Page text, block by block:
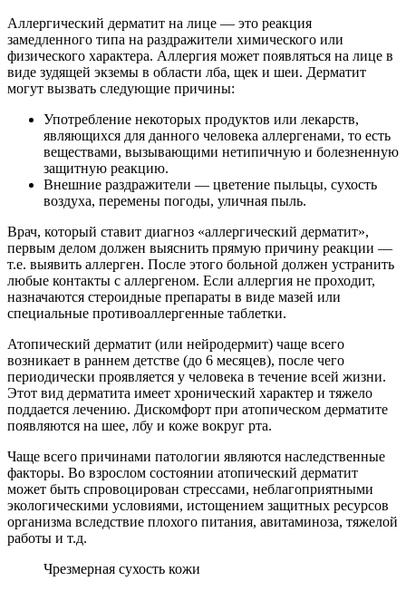
Аллергический дерматит на лице — это реакция
замедленного типа на раздражители химического или
физического характера. Аллергия может появляться на лице в
виде зудящей экземы в области лба, щек и шеи. Дерматит
могут вызвать следующие причины:
Употребление некоторых продуктов или лекарств,
являющихся для данного человека аллергенами, то есть
веществами, вызывающими нетипичную и болезненную
защитную реакцию.
Внешние раздражители — цветение пыльцы, сухость
воздуха, перемены погоды, уличная пыль.
Врач, который ставит диагноз «аллергический дерматит»,
первым делом должен выяснить прямую причину реакции —
т.е. выявить аллерген. После этого больной должен устранить
любые контакты с аллергеном. Если аллергия не проходит,
назначаются стероидные препараты в виде мазей или
специальные противоаллергенные таблетки.
Атопический дерматит (или нейродермит) чаще всего
возникает в раннем детстве (до 6 месяцев), после чего
периодически проявляется у человека в течение всей жизни.
Этот вид дерматита имеет хронический характер и тяжело
поддается лечению. Дискомфорт при атопическом дерматите
появляются на шее, лбу и коже вокруг рта.
Чаще всего причинами патологии являются наследственные
факторы. Во взрослом состоянии атопический дерматит
может быть спровоцирован стрессами, неблагоприятными
экологическими условиями, истощением защитных ресурсов
организма вследствие плохого питания, авитаминоза, тяжелой
работы и т.д.
Чрезмерная сухость кожи